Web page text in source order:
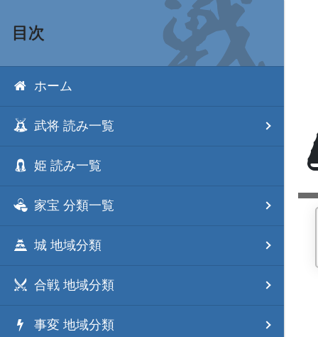
目次
ホーム
武将 読み一覧
姫 読み一覧
家宝 分類一覧
城 地域分類
合戦 地域分類
事変 地域分類